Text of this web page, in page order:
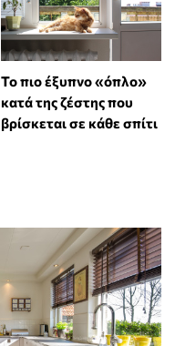
To πιο έξυπνο «όπλο»
κατά της ζέστης που
βρίσκεται σε κάθε σπίτι